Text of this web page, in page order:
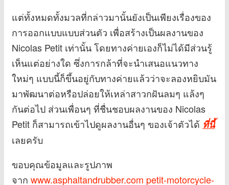
แต่ทั้งหมดทั้งมวลที่กล่าวมานั้นยังเป็นเพียงเรื่องของ
การออกแบบแบบส่วนตัว เพื่อสร้างเป็นผลงานของ
Nicolas Petit เท่านั้น โดยทางค่ายเองก็ไม่ได้มีส่วนรู้
เห็นแต่อย่างใด ซึ่งการกล้าที่จะนำเสนอแนวทาง
ใหม่ๆ แบบนี้ก็ขึ้นอยู่กับทางค่ายแล้วว่าจะลองหยิบมัน
มาพัฒนาต่อหรือปล่อยให้เหล่าสาวกฝันลมๆ แล้งๆ
กันต่อไป ส่วนเพื่อนๆ ที่ชื่นชอบผลงานของ Nicolas
Petit ก็สามารถเข้าไปดูผลงานอื่นๆ ของเจ้าตัวได้ ที่นี้
เลยครับ
ขอบคุณข้อมูลและรูปภาพ
จาก www.asphaltandrubber.com petit-motorcycle-